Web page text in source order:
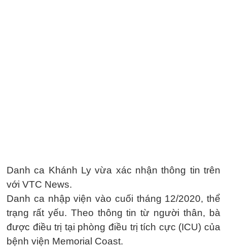
Danh ca Khánh Ly vừa xác nhận thông tin trên
với VTC News.
Danh ca nhập viện vào cuối tháng 12/2020, thể
trạng rất yếu. Theo thông tin từ người thân, bà
được điều trị tại phòng điều trị tích cực (ICU) của
bệnh viện Memorial Coast.